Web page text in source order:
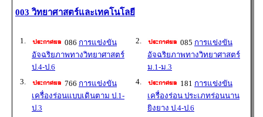
003 วิทยาศาสตร์และเทคโนโลยี
1. 086 การแข่งขัน
อัจฉริยภาพทางวิทยาศาสตร์
ป.4-ป.6
2. 085 การแข่งขัน
อัจฉริยภาพทางวิทยาศาสตร์
ม.1-ม.3
3.
766 การแข่งขัน
เครื่องร่อนแบบเดินตาม ป.1-
ป.3
4. 181 การแข่งขัน
เครื่องร่อน ประเภทร่อนนาน
ยิงยาง ป.4-ป.6